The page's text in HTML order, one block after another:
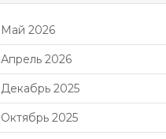
Май 2026
Апрель 2026
Декабрь 2025
Октябрь 2025